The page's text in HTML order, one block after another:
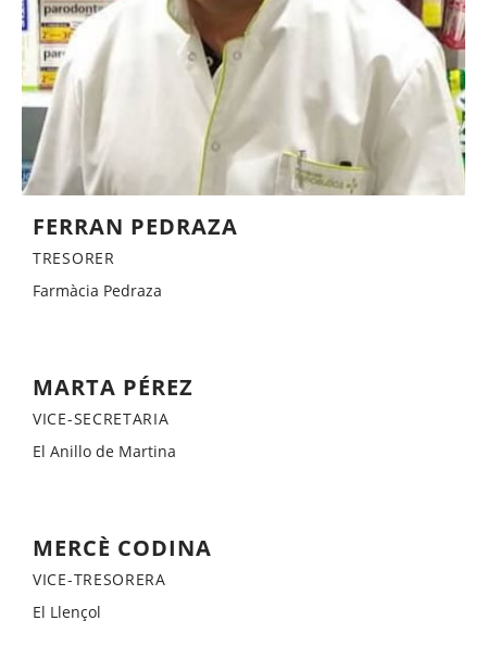
FERRAN PEDRAZA
TRESORER
Farmàcia Pedraza
MARTA PÉREZ
VICE-SECRETARIA
El Anillo de Martina
MERCÈ CODINA
VICE-TRESORERA
El Llençol